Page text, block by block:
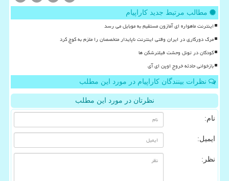
مطالب مرتبط جدید کاراپیام
اینترنت ماهواره ای آمازون مستقیم به موبایل می رسد
مرگ دورکاری در ایران وقتی اینترنت ناپایدار متخصصان را ملزم به کوچ کرد
کودکان در تونل وحشت فیلترشکن ها
بازخوانی حادثه خروج اوپن ای آی
نظرات بینندگان کاراپیام در مورد این مطلب
نظرتان در مورد این مطلب
نام:
ایمیل:
نظر: